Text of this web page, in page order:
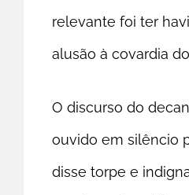
relevante foi ter
alusão à covardia
O discurso do
ouvido em silêncio
disse torpe e